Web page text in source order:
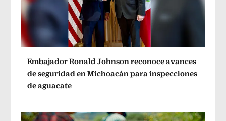
Embajador Ronald Johnson reconoce avances
de seguridad en Michoacán para inspecciones
de aguacate